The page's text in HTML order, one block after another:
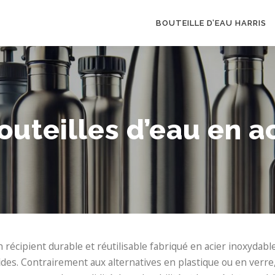
BOUTEILLE D’EAU HARRIS
d’eau en
récipient durable et réutilisable fabriqué en acier
Contrairement aux alternatives en plastique ou en